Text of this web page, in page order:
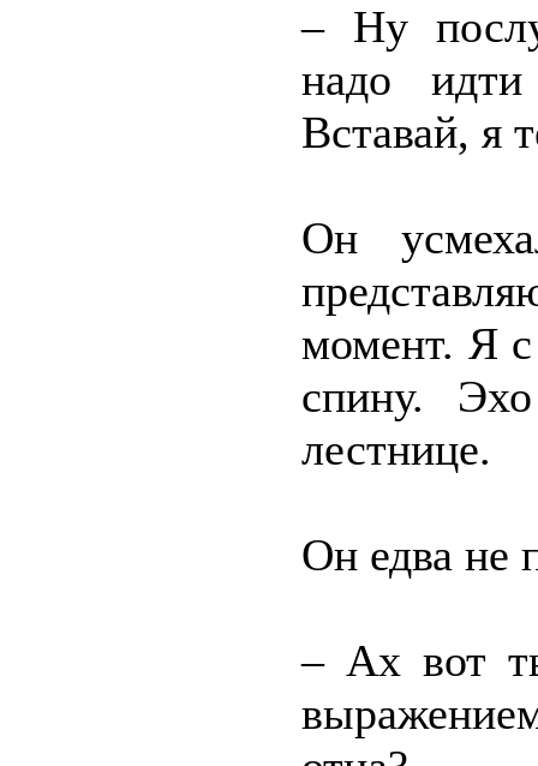
– Ну
надо
Вставай, я
Он
момент. Я с
спину.
лестнице.
Он едва не
– Ах вот